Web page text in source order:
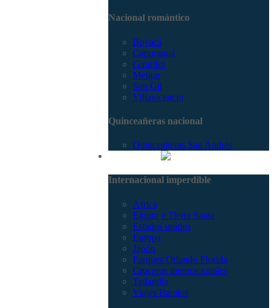
Nacional romántico
Boyacá
Capurganá
Girardot
Melgar
San Gil
Villavicencio
Quinceañeras nacional
Quinceañeras San Andrés
Internacional imperdible
Africa
Egipto y Tierra Santa
Estados unidos
Europa
Japón
Parques Orlando Florida
Cruceros internacionales
Tailandia
Viajes Baratos